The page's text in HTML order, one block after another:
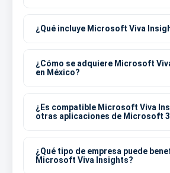
¿Qué incluye Microsoft Viva
¿Cómo se adquiere Microsoft
en México?
¿Es compatible Microsoft Viva
otras aplicaciones de Microsoft
¿Qué tipo de empresa puede
Microsoft Viva Insights?